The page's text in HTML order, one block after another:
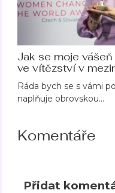
Jak se moje
ve vítězství v
Ráda bych se s vámi
naplňuje obrovskou…
Komentáře
Přidat